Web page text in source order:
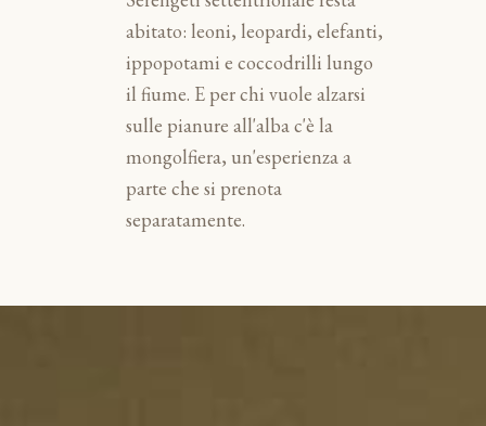
abitato: leoni, leopardi, elefanti,
ippopotami e coccodrilli lungo
il fiume. E per chi vuole alzarsi
sulle pianure all'alba c'è la
mongolfiera, un'esperienza a
parte che si prenota
separatamente.